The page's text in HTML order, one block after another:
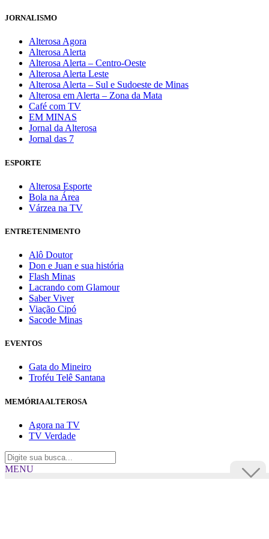
JORNALISMO
Alterosa Agora
Alterosa Alerta
Alterosa Alerta – Centro-Oeste
Alterosa Alerta Leste
Alterosa Alerta – Sul e Sudoeste de Minas
Alterosa em Alerta – Zona da Mata
Café com TV
EM MINAS
Jornal da Alterosa
Jornal das 7
ESPORTE
Alterosa Esporte
Bola na Área
Várzea na TV
ENTRETENIMENTO
Alô Doutor
Don e Juan e sua história
Flash Minas
Lacrando com Glamour
Saber Viver
Viação Cipó
Sacode Minas
EVENTOS
Gata do Mineiro
Troféu Telê Santana
MEMÓRIA ALTEROSA
Agora na TV
TV Verdade
MENU